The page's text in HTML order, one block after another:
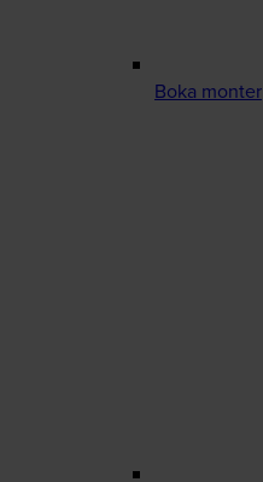
Boka monter